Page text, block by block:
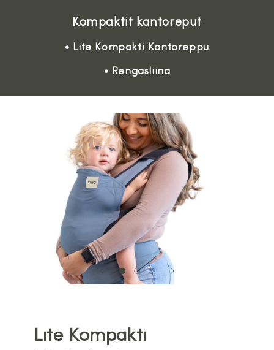
Kompaktit kantoreput
• Lite Kompakti Kantoreppu
• Rengasliina
Lite Kompakti